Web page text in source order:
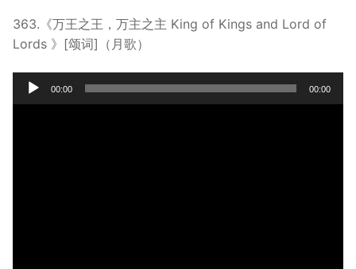
363.《万王之王，万主之主 King of Kings and Lord of
Lords 》[颂词]（月歌）
Audio
Player
00:00 00:00